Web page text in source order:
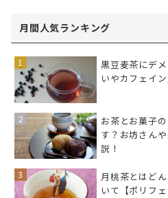
月間人気ランキング
黒豆麦茶にデ
いやカフェイ
お茶とお菓子
す？お坊さん
説！
月桃茶とはど
いて【ポリフ